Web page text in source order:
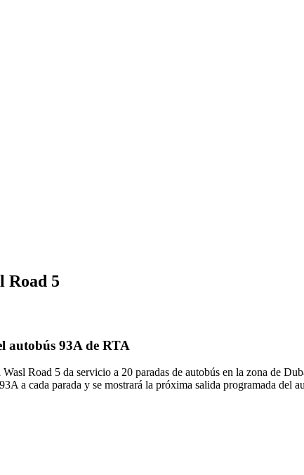
Road 5
autobús 93A de RTA
Road 5 da servicio a 20 paradas de autobús en la zona de
a cada parada y se mostrará la próxima salida programada